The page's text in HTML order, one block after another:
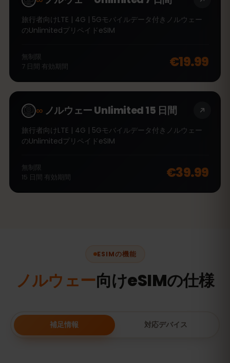
旅行者向けLTE | 4G | 5Gモバイルデータ付きノルウェー
のUnlimitedプリペイドeSIM
無制限
7 日間 有効期間 €19.99
∞ ノルウェー Unlimited 15 日間
旅行者向けLTE | 4G | 5Gモバイルデータ付きノルウェー
のUnlimitedプリペイドeSIM
無制限
15 日間 有効期間 €39.99
ESIMの機能
ノルウェー向けeSIMの仕様
補足情報 対応デバイス